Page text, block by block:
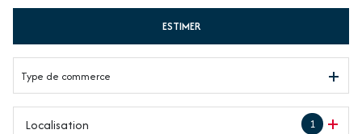
De l'immo pro
De l'immo pro
ESTIMER
Type de commerce
1
Localisation